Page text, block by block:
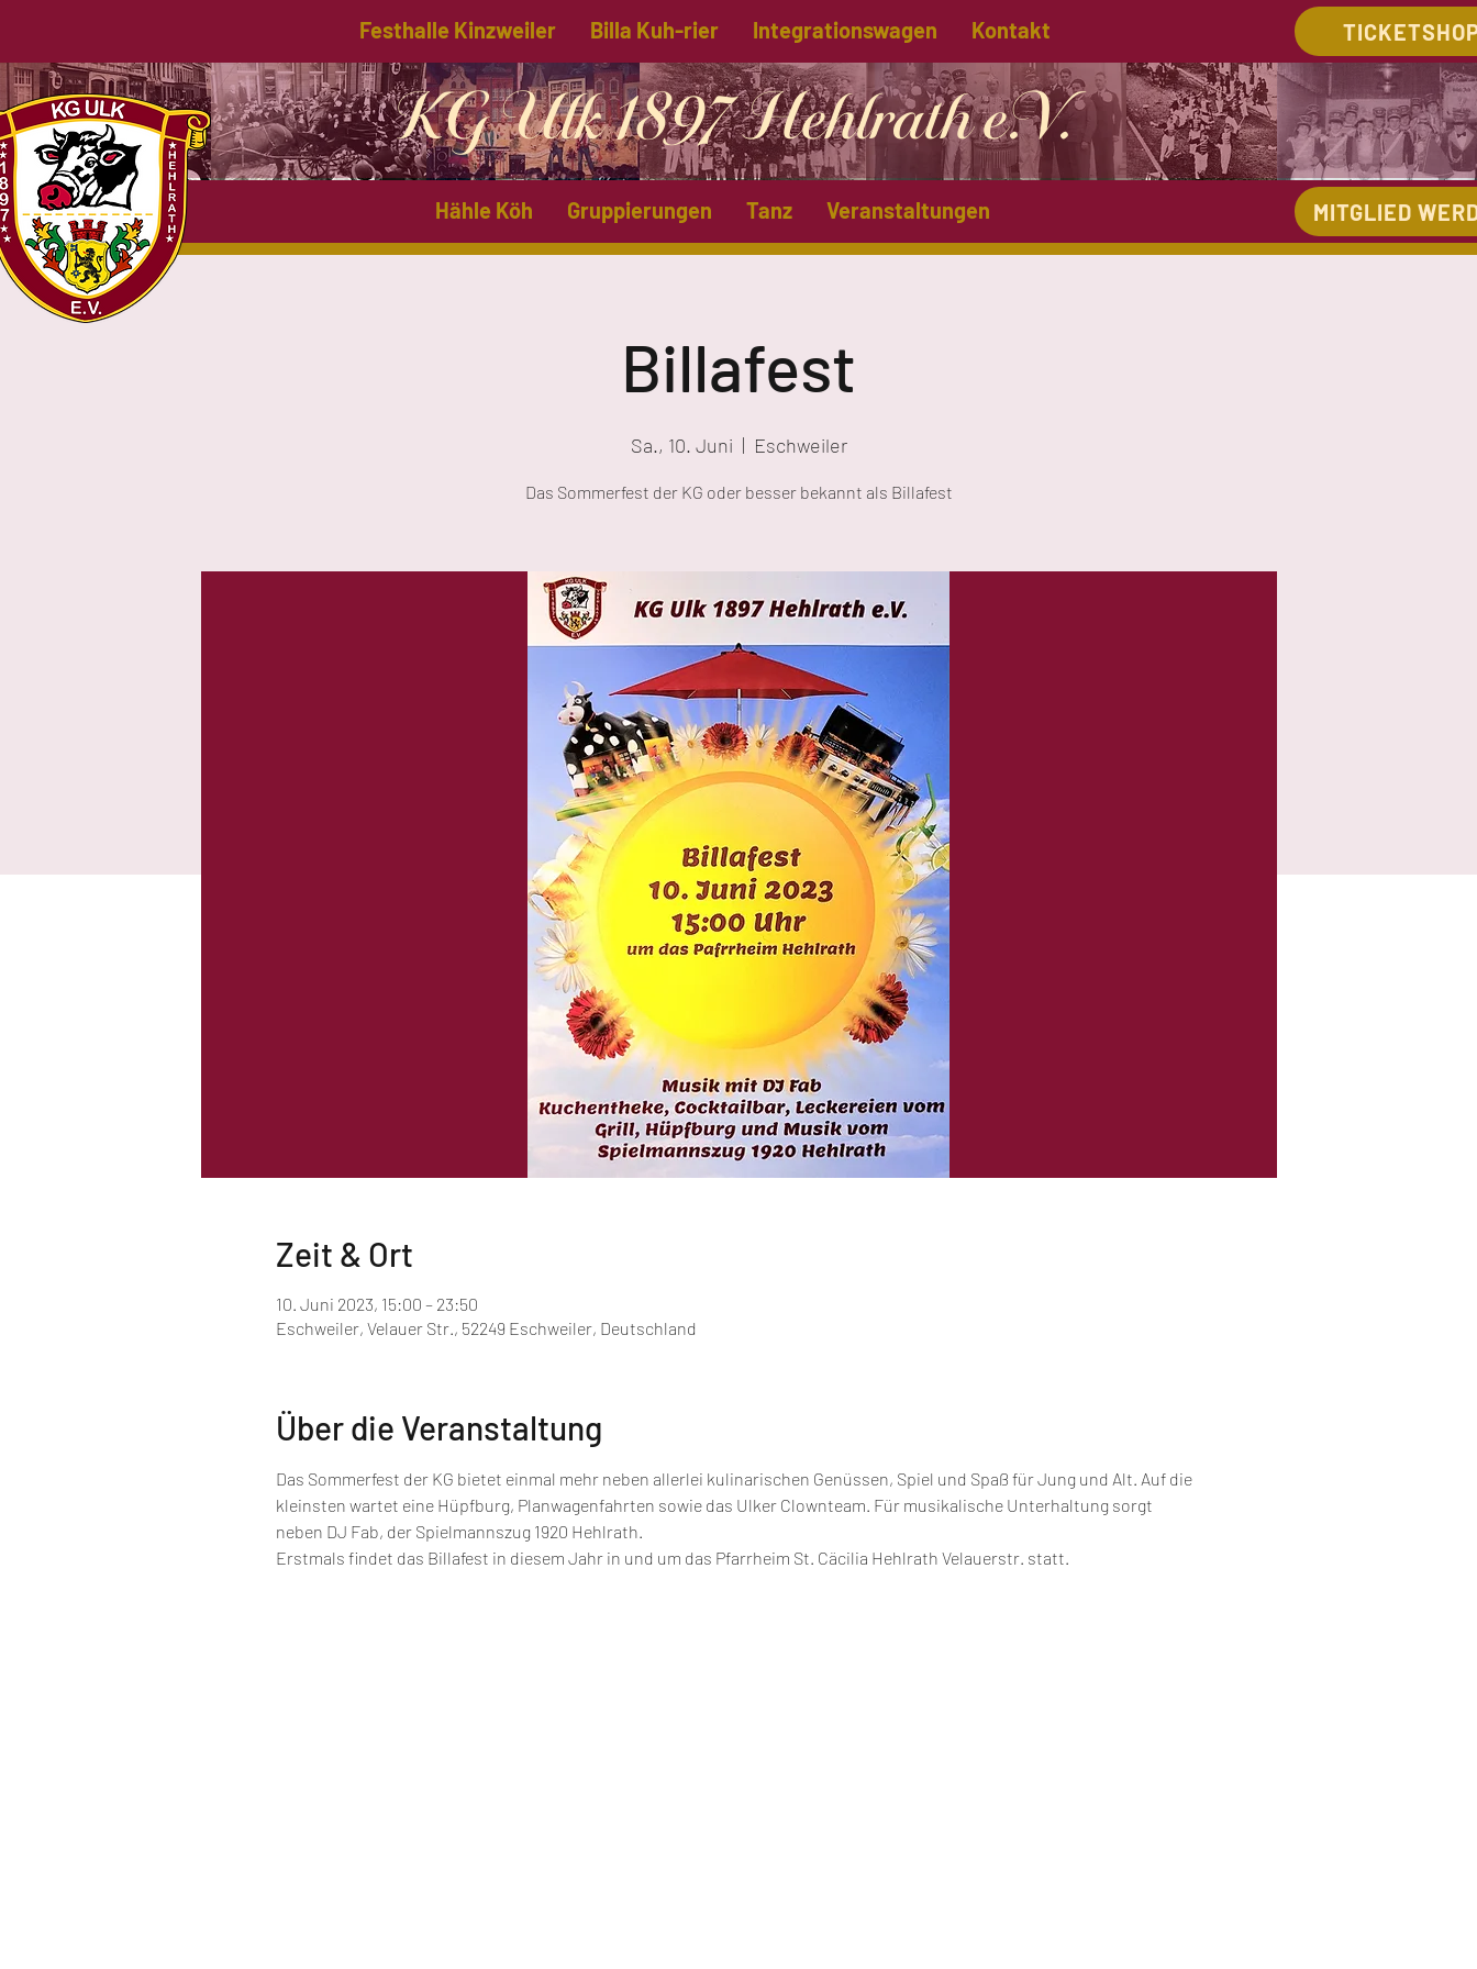
Anmelden
Hähle Köh Gruppierungen Tanz Veranstaltungen MITGLIED
Festhalle Kinzweiler Billa Kuh-rier Integrationswagen Kontakt
KG Ulk 1897 Hehlrath e.V.
Billafest
Sa., 10. Juni
  |
Eschweiler
Das Sommerfest der KG oder besser bekannt als Billafest
Zeit & Ort
10. Juni 2023, 15:00 – 23:50
Eschweiler, Velauer Str., 52249 Eschweiler, Deutschland
Über die Veranstaltung
Das Sommerfest der KG bietet einmal mehr neben allerlei kulinarischen Genüssen, Spiel und Spaß für Jung und Alt. Auf die
kleinsten wartet eine Hüpfburg, Planwagenfahrten sowie das Ulker Clownteam. Für musikalische Unterhaltung sorgt
neben DJ Fab, der Spielmannszug 1920 Hehlrath.
Erstmals findet das Billafest in diesem Jahr in und um das Pfarrheim St. Cäcilia Hehlrath Velauerstr. statt.